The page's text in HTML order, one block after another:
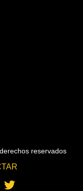
reservados